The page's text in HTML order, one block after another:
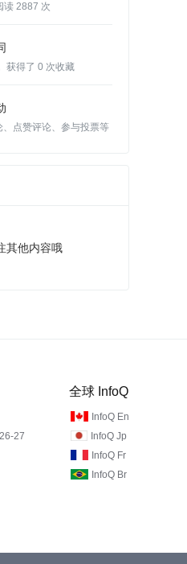
读 2887 次
获得了 0 次收藏
点赞评论、参与投票等
其他内容哦
27
全球 InfoQ
InfoQ En
InfoQ Jp
InfoQ Fr
InfoQ Br